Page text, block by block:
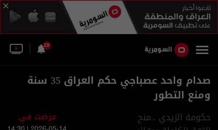
29
صدام واحد عصباجي حكم العراق 35 سنة
ومنع التطور
حكومة الزيدي ..منح
عرضت في: